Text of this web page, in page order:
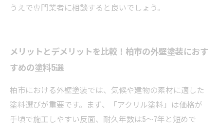
うえで専門業者に相談すると良いでしょう。
メリットとデメリットを比較！柏市の外壁塗装におす
すめの塗料5選
柏市における外壁塗装では、気候や建物の素材に適した
塗料選びが重要です。まず、「アクリル塗料」は価格が
手頃で施工しやすい反面、耐久年数は5～7年と短めで